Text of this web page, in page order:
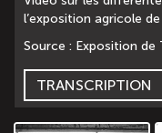
l’exposition agricole
Source : Exposition de
TRANSCRIPTION